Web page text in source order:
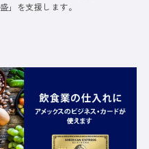
盛」を支援します。